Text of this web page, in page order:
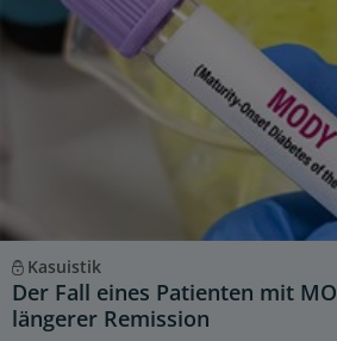
Kasuistik
Der Fall eines Patienten mit
längerer Remission